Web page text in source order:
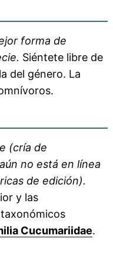
forma de
Siéntete libre de
del género. La
(cría de
no está en línea
de edición).
y las
Cucumariidae.